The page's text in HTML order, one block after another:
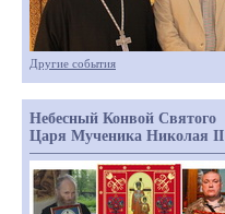
Другие события
Небесный Конвой Святого
Царя Мученика Николая II